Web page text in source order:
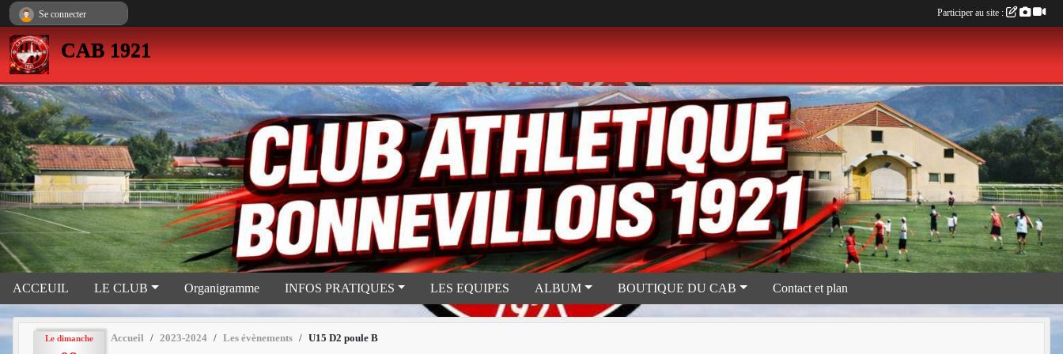
CAB 1921
ACCEUIL LE CLUB Organigramme INFOS PRATIQUES LES EQUIPES ALBUM BOUTIQUE DU CAB Contact et plan
Le dimanche Accueil 2023-2024 Les évènements U15 D2 poule B
Se connecter Participer au site :
Panneau de gestion des cookies